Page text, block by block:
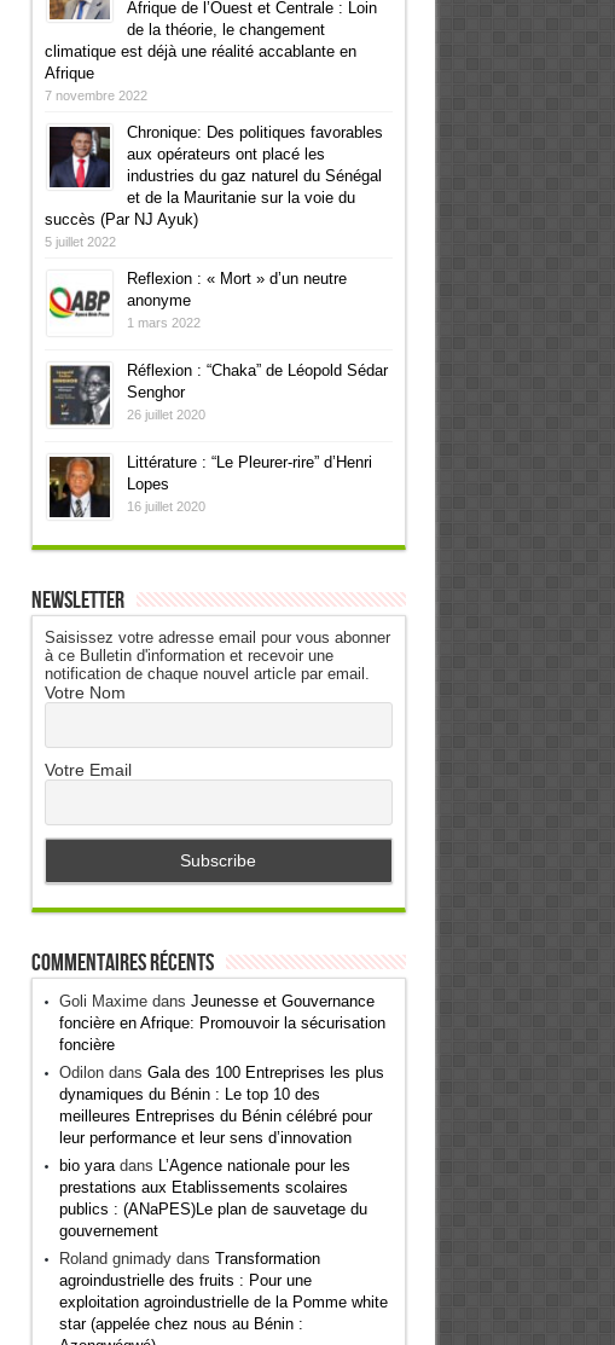
Afrique de l’Ouest et Centrale : Loin
de la théorie, le changement
climatique est déjà une réalité accablante en
Afrique
7 novembre 2022
Chronique: Des politiques favorables
aux opérateurs ont placé les
industries du gaz naturel du Sénégal
et de la Mauritanie sur la voie du
succès (Par NJ Ayuk)
5 juillet 2022
Reflexion : « Mort » d’un neutre
anonyme
1 mars 2022
Réflexion : “Chaka” de Léopold Sédar
Senghor
26 juillet 2020
Littérature : “Le Pleurer-rire” d’Henri
Lopes
16 juillet 2020
Newsletter
Saisissez votre adresse email pour vous abonner
à ce Bulletin d'information et recevoir une
notification de chaque nouvel article par email.
Votre Nom
Votre Email
Commentaires récents
Goli Maximedans Jeunesse et Gouvernance
foncière en Afrique: Promouvoir la sécurisation
foncière
Odilondans Gala des 100 Entreprises les plus
dynamiques du Bénin : Le top 10 des
meilleures Entreprises du Bénin célébré pour
leur performance et leur sens d’innovation
bio yaradans L’Agence nationale pour les
prestations aux Etablissements scolaires
publics : (ANaPES)Le plan de sauvetage du
gouvernement
Roland gnimadydans Transformation
agroindustrielle des fruits : Pour une
exploitation agroindustrielle de la Pomme white
star (appelée chez nous au Bénin :